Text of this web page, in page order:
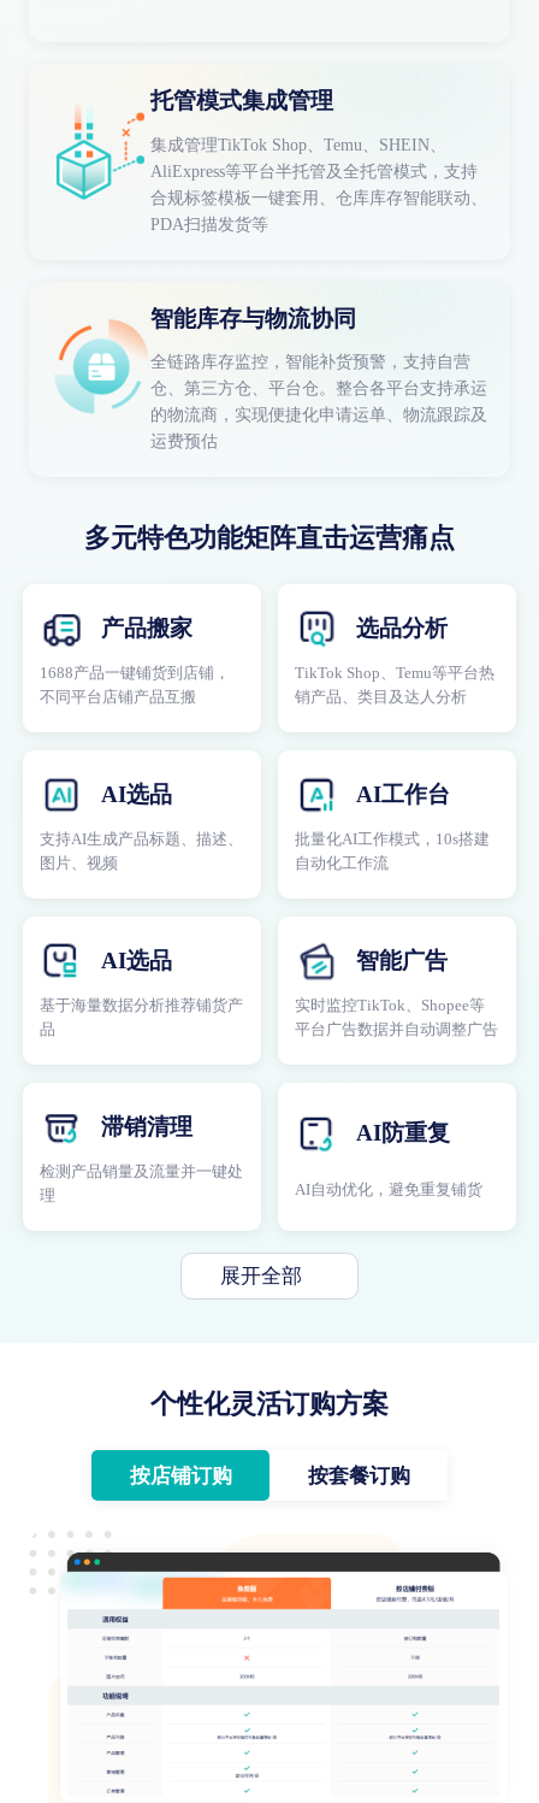
托管模式集成管理
集成管理TikTok Shop、Temu、SHEIN、
AliExpress等平台半托管及全托管模式，支持
合规标签模板一键套用、仓库库存智能联动、
PDA扫描发货等
智能库存与物流协同
全链路库存监控，智能补货预警，支持自营
仓、第三方仓、平台仓。整合各平台支持承运
的物流商，实现便捷化申请运单、物流跟踪及
运费预估
多元特色功能矩阵直击运营痛点
产品搬家
1688产品一键铺货到店铺，
不同平台店铺产品互搬
选品分析
TikTok Shop、Temu等平台热
销产品、类目及达人分析
AI选品
支持AI生成产品标题、描述、
图片、视频
AI工作台
批量化AI工作模式，10s搭建
自动化工作流
AI选品
基于海量数据分析推荐铺货产
品
智能广告
实时监控TikTok、Shopee等
平台广告数据并自动调整广告
滞销清理
检测产品销量及流量并一键处
理
AI防重复
AI自动优化，避免重复铺货
展开全部
个性化灵活订购方案
按店铺订购 按套餐订购